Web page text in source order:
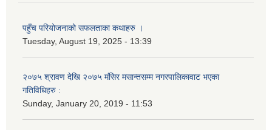
पहुँच परियोजनाको सफलताका कथाहरु ।
Tuesday, August 19, 2025 - 13:39
२०७५ श्रावण देखि २०७५ मंसिर मसान्तसम्म नगरपालिकावाट भएका
गतिविधिहरु :
Sunday, January 20, 2019 - 11:53